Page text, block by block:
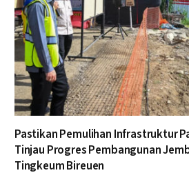
Pastikan Pemulihan Infrastruktur
Tinjau Progres Pembangunan
Tingkeum Bireuen